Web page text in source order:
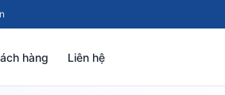
hàng Liên hệ